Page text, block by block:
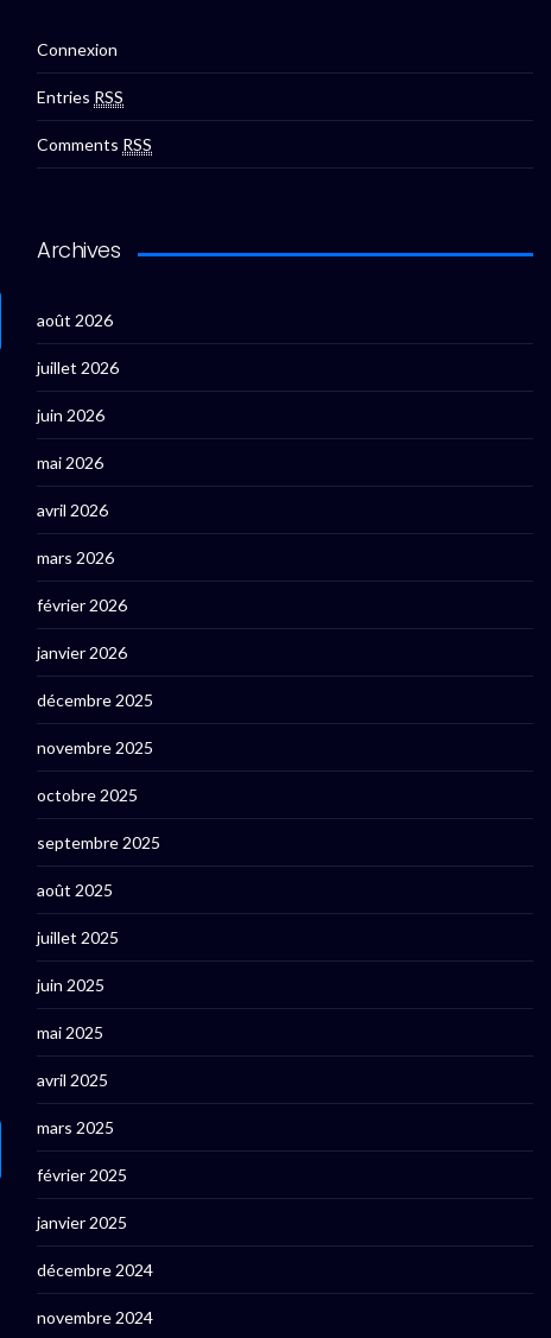
Connexion
Entries RSS
Comments RSS
Archives
août 2026
juillet 2026
juin 2026
mai 2026
avril 2026
mars 2026
février 2026
janvier 2026
décembre 2025
novembre 2025
octobre 2025
septembre 2025
août 2025
juillet 2025
juin 2025
mai 2025
avril 2025
mars 2025
février 2025
janvier 2025
décembre 2024
novembre 2024